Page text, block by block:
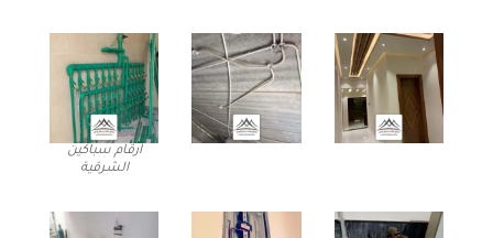
ارقام سباكين
الشرقية